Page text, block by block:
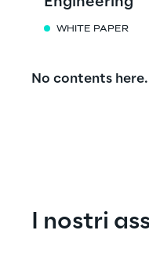
WHITE PAPER
No contents here.
I nostri